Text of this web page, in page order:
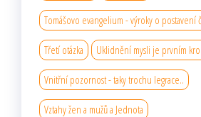
Tomášovo evangelium - výroky o postavení
Třetí otázka Uklidnění mysli je prvním
Vnitřní pozornost - taky trochu legrace..
Vztahy žen a mužů a Jednota